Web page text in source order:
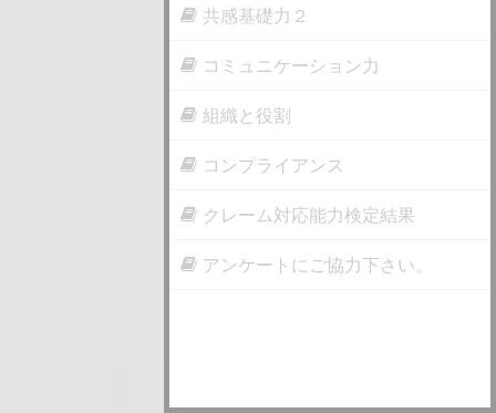
共感基礎力２
コミュニケーション力
組織と役割
コンプライアンス
クレーム対応能力検定結果
アンケートにご協力下さい。